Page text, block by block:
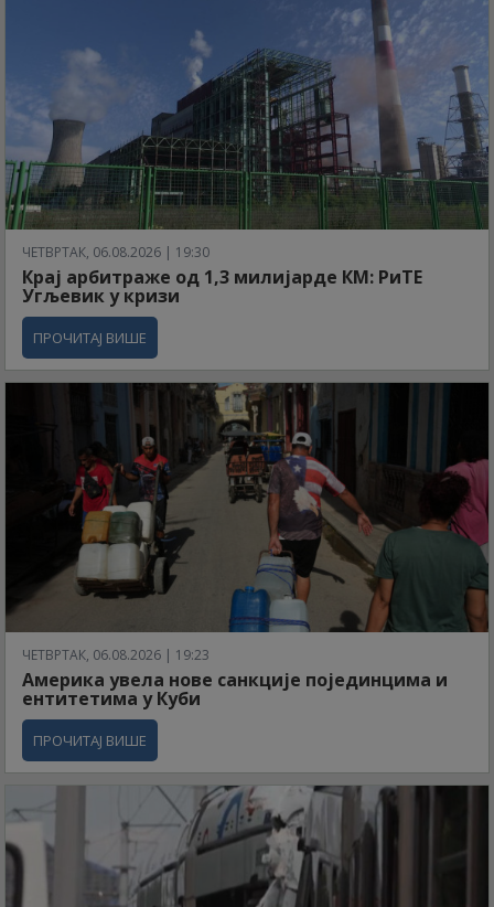
ЧЕТВРТАК, 06.08.2026 | 19:30
Крај арбитраже од 1,3 милијарде КМ: РиТЕ
Угљевик у кризи
ПРОЧИТАЈ ВИШЕ
ЧЕТВРТАК, 06.08.2026 | 19:23
Америка увела нове санкције појединцима и
ентитетима у Куби
ПРОЧИТАЈ ВИШЕ